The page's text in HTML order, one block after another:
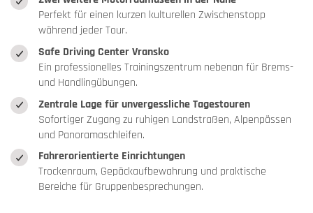
Perfekt für einen kurzen kulturellen Zwischenstopp
während jeder Tour.
Safe Driving Center Vransko
Ein professionelles Trainingszentrum nebenan für Brems-
und Handlingübungen.
Zentrale Lage für unvergessliche Tagestouren
Sofortiger Zugang zu ruhigen Landstraßen, Alpenpässen
und Panoramaschleifen.
Fahrerorientierte Einrichtungen
Trockenraum, Gepäckaufbewahrung und praktische
Bereiche für Gruppenbesprechungen.